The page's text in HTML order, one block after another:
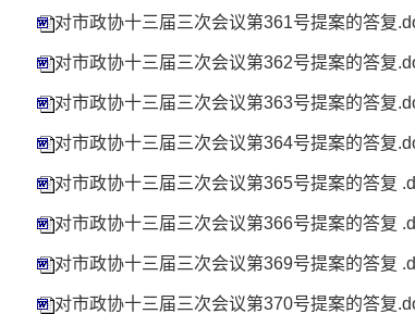
对市政协十三届三次会议第361号提案的答复
对市政协十三届三次会议第362号提案的答复
对市政协十三届三次会议第363号提案的答复
对市政协十三届三次会议第364号提案的答复
对市政协十三届三次会议第365号提案的答复
对市政协十三届三次会议第366号提案的答复
对市政协十三届三次会议第369号提案的答复
对市政协十三届三次会议第370号提案的答复